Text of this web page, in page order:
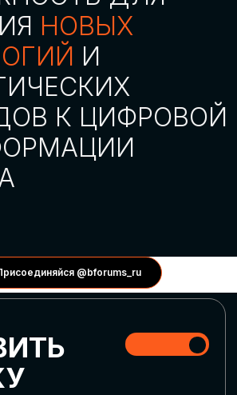
@bforums_ru
СМИ
ПРОГРАММУ
цифровой
о новых подходах
ИИ-